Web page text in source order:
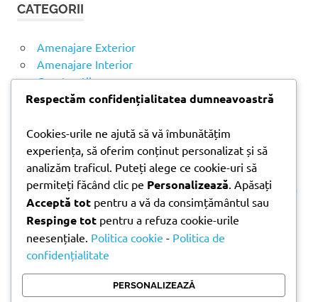
ă
u
p
ă
CATEGORII
Amenajare Exterior
Amenajare Interior
Construcții
Noutăți
ARTICOLE RECENTE
Parchet laminat sau SPC? Diferențele care contează
Materiale pentru zidărie – avantajele fiecărei soluții
și când se folosesc
Ghid practic pentru alegerea vopselei lavabile
pentru fiecare încăpere
Produse indispensabile pentru lucrările de
întreținere din timpul verii
Respectăm confidențialitatea dumneavoastră
Cookies-urile ne ajută să vă îmbunătățim
experiența, să oferim conținut personalizat și să
analizăm traficul. Puteți alege ce cookie-uri să
permiteți făcând clic pe Personalizează . Apăsați
Acceptă tot pentru a vă da consimțământul sau
Respinge tot pentru a refuza cookie-urile
neesențiale. Politica cookie - Politica de
confidențialitate
PERSONALIZEAZĂ